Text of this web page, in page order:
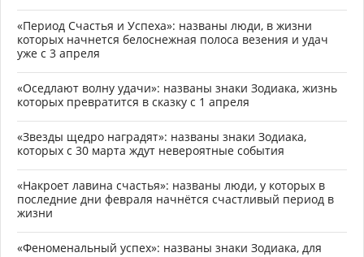
«Период Счастья и Успеха»: названы люди, в жизни
которых начнется белоснежная полоса везения и удач
уже с 3 апреля
«Оседлают волну удачи»: названы знаки Зодиака, жизнь
которых превратится в сказку с 1 апреля
«Звезды щедро наградят»: названы знаки Зодиака,
которых с 30 марта ждут невероятные события
«Накроет лавина счастья»: названы люди, у которых в
последние дни февраля начнётся счастливый период в
жизни
«Феноменальный успех»: названы знаки Зодиака, для